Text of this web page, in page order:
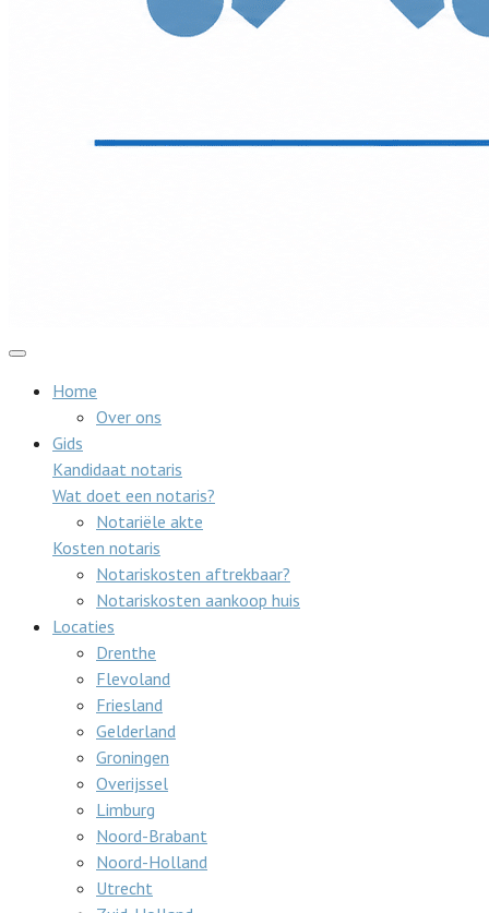
Home
Over ons
Gids
Kandidaat notaris
Wat doet een notaris?
Notariële akte
Kosten notaris
Notariskosten aftrekbaar?
Notariskosten aankoop huis
Locaties
Drenthe
Flevoland
Friesland
Gelderland
Groningen
Overijssel
Limburg
Noord-Brabant
Noord-Holland
Utrecht